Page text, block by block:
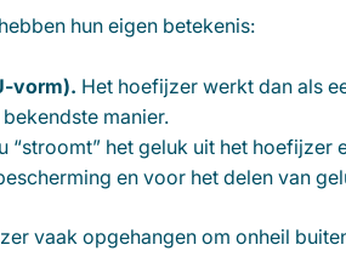
hun eigen betekenis:
vorm). Het hoefijzer werkt dan als
manier.
“stroomt” het geluk uit het
en voor het delen van
vaak opgehangen om onheil